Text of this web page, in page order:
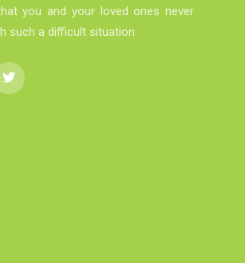
you and your loved ones never
such a difficult situation.